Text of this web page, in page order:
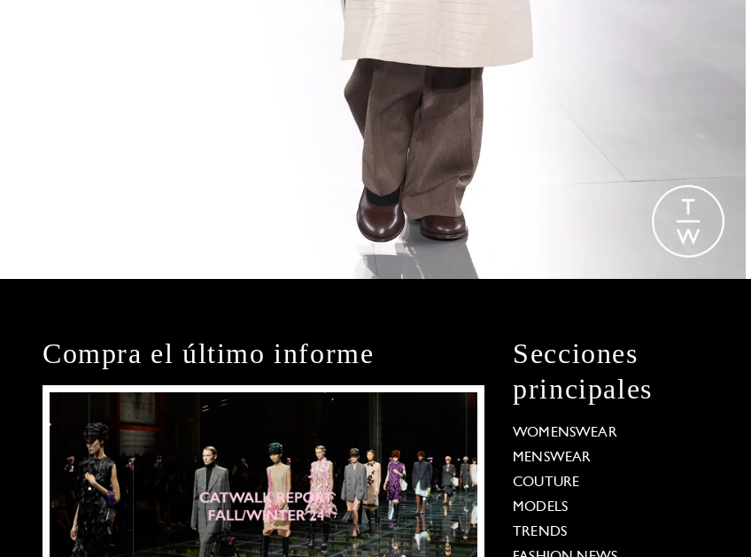
Compra el último informe
Secciones
principales
WOMENSWEAR
MENSWEAR
COUTURE
MODELS
TRENDS